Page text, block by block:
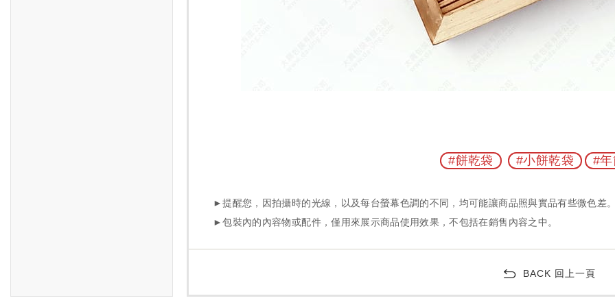
#餅乾袋 #小餅乾袋 #
BACK 回上一頁